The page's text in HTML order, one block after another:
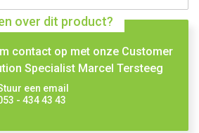
over dit product?
contact op met onze Customer
Specialist Marcel Tersteeg
een email
- 434 43 43